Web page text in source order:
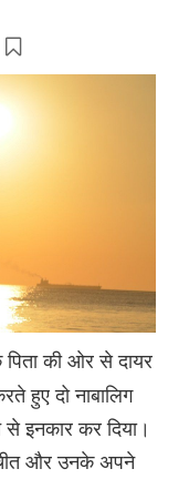
की ओर से दायर
हुए दो नाबालिग
इनकार कर दिया।
और उनके अपने